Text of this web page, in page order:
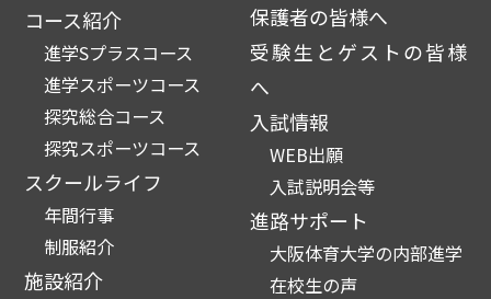
コース紹介
進学Sプラスコース
進学スポーツコース
探究総合コース
探究スポーツコース
スクールライフ
年間行事
制服紹介
施設紹介
保護者の皆様へ
受験生とゲストの皆様
へ
入試情報
WEB出願
入試説明会等
進路サポート
大阪体育大学の内部進学
在校生の声